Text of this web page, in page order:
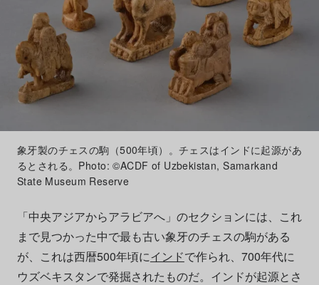
象牙製のチェスの駒（500年頃）。チェスはインドに起源があ
るとされる。Photo: ©ACDF of Uzbekistan, Samarkand
State Museum Reserve
「中央アジアからアラビアへ」のセクションには、これ
まで見つかった中で最も古い象牙のチェスの駒がある
が、これは西暦500年頃にインドで作られ、700年代に
ウズベキスタンで発掘されたものだ。インドが起源とさ